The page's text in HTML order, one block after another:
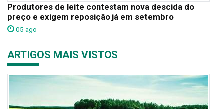
Produtores de leite contestam nova descida do
preço e exigem reposição já em setembro
05 ago
ARTIGOS MAIS VISTOS